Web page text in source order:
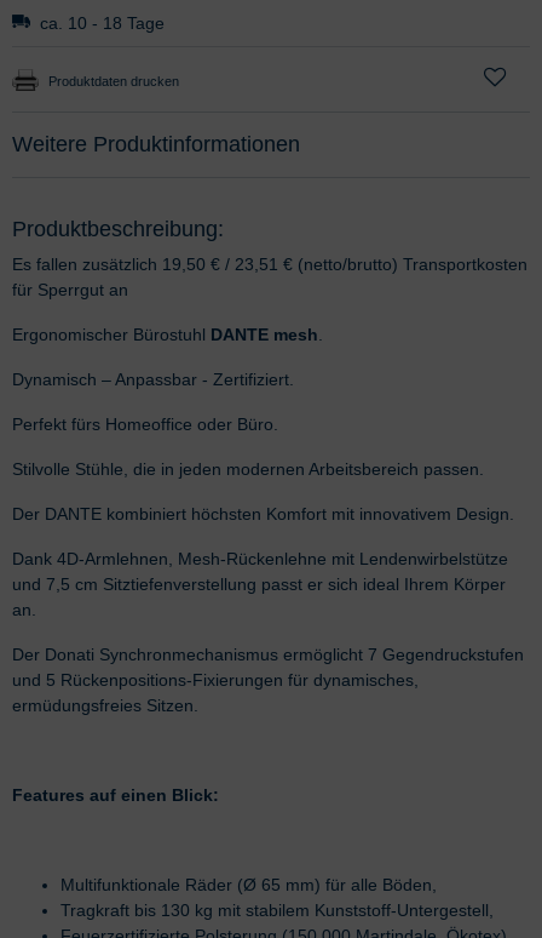
ca. 10 - 18 Tage
Produktdaten drucken
Weitere Produktinformationen
Produktbeschreibung:
Es fallen zusätzlich 19,50 € / 23,51 € (netto/brutto) Transportkosten
für Sperrgut an
Ergonomischer Bürostuhl DANTE mesh
Dynamisch – Anpassbar - Zertifiziert.
Perfekt fürs Homeoffice oder Büro.
Stilvolle Stühle, die in jeden modernen Arbeitsbereich passen.
Der DANTE kombiniert höchsten Komfort mit innovativem Design.
Dank 4D-Armlehnen, Mesh-Rückenlehne mit Lendenwirbelstütze
und 7,5 cm Sitztiefenverstellung passt er sich ideal Ihrem Körper
an.
Der Donati Synchronmechanismus ermöglicht 7 Gegendruckstufen
und 5 Rückenpositions-Fixierungen für dynamisches,
ermüdungsfreies Sitzen.
Features auf einen Blick:
Multifunktionale Räder (Ø 65 mm) für alle Böden,
Tragkraft bis 130 kg mit stabilem Kunststoff-Untergestell,